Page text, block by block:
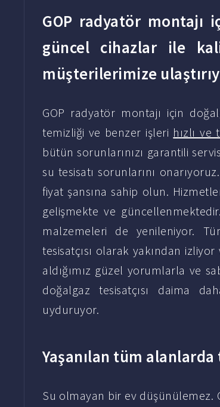
GOP radyatör montajı
güncel cihazlar ile
müşterilerimize
GOP radyatör montajı için
temizliği ve benzer işleri hızlı ve
bütün sorunlarınızı garantili
su tesisatı sorunlarını
fiyat şansına sahip olun.
gelişmekte ve
malzemeleri de yenileniyor.
tesisatçısı olarak yakından
aldığımız güzel yorumlarla ve
doğalgaz tesisatçısı daima
uyduruyor.
Yaşanılan tüm
Su olmayan bir ev düşünülemez.